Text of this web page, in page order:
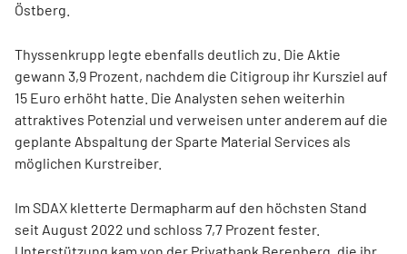
Östberg.
Thyssenkrupp legte ebenfalls deutlich zu. Die Aktie
gewann 3,9 Prozent, nachdem die Citigroup ihr Kursziel auf
15 Euro erhöht hatte. Die Analysten sehen weiterhin
attraktives Potenzial und verweisen unter anderem auf die
geplante Abspaltung der Sparte Material Services als
möglichen Kurstreiber.
Im SDAX kletterte Dermapharm auf den höchsten Stand
seit August 2022 und schloss 7,7 Prozent fester.